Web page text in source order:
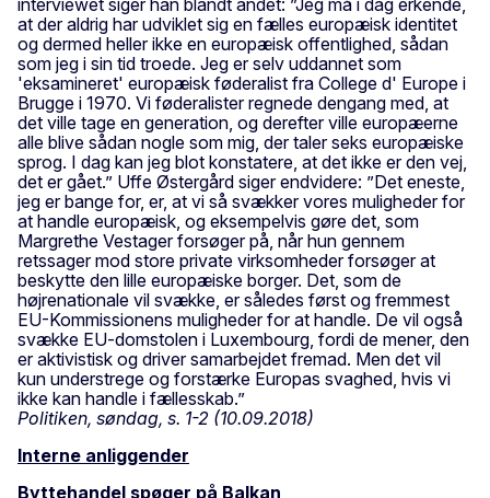
at der aldrig har udviklet sig en fælles europæisk identitet
og dermed heller ikke en europæisk offentlighed, sådan
som jeg i sin tid troede. Jeg er selv uddannet som
'eksamineret' europæisk føderalist fra College d' Europe i
Brugge i 1970. Vi føderalister regnede dengang med, at
det ville tage en generation, og derefter ville europæerne
alle blive sådan nogle som mig, der taler seks europæiske
sprog. I dag kan jeg blot konstatere, at det ikke er den vej,
det er gået.” Uffe Østergård siger endvidere: ”Det eneste,
jeg er bange for, er, at vi så svækker vores muligheder for
at handle europæisk, og eksempelvis gøre det, som
Margrethe Vestager forsøger på, når hun gennem
retssager mod store private virksomheder forsøger at
beskytte den lille europæiske borger. Det, som de
højrenationale vil svække, er således først og fremmest
EU-Kommissionens muligheder for at handle. De vil også
svække EU-domstolen i Luxembourg, fordi de mener, den
er aktivistisk og driver samarbejdet fremad. Men det vil
kun understrege og forstærke Europas svaghed, hvis vi
ikke kan handle i fællesskab.”
Politiken, søndag, s. 1-2 (10.09.2018)
Interne anliggender
Byttehandel spøger på Balkan